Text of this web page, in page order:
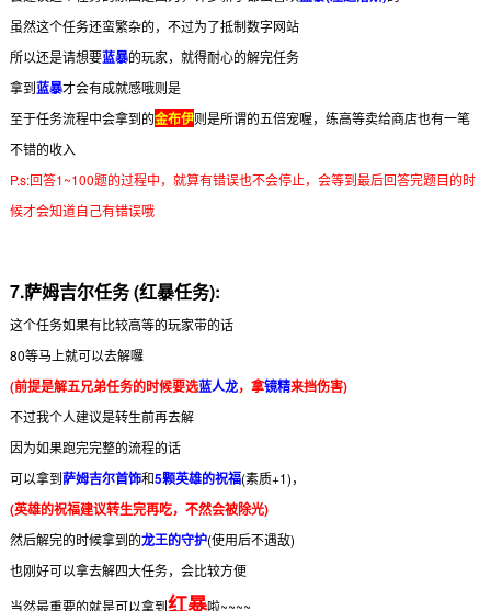
虽然这个任务还蛮繁杂的，不过为了抵制数字网站
所以还是请想要蓝暴的玩家，就得耐心的解完任务
拿到蓝暴才会有成就感哦则是
至于任务流程中会拿到的金布伊则是所谓的五倍宠喔，练高等卖给商店也有一笔
不错的收入
P.s:回答1~100题的过程中，就算有错误也不会停止，会等到最后回答完题目的时
候才会知道自己有错误哦
7.萨姆吉尔任务 (红暴任务):
这个任务如果有比较高等的玩家带的话
80等马上就可以去解囉
(前提是解五兄弟任务的时候要选蓝人龙，拿镜精来挡伤害)
不过我个人建议是转生前再去解
因为如果跑完完整的流程的话
可以拿到萨姆吉尔首饰和5颗英雄的祝福(素质+1)，
(英雄的祝福建议转生完再吃，不然会被除光)
然后解完的时候拿到的龙王的守护(使用后不遇敌)
也刚好可以拿去解四大任务，会比较方便
当然最重要的就是可以拿到红暴啦~~~~